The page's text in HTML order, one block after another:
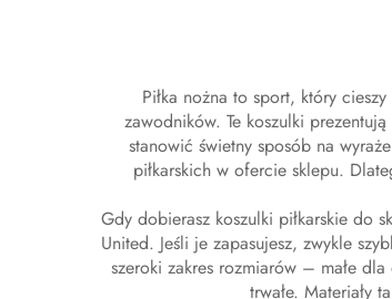
Piłka nożna to sport, który
zawodników. Te koszulki
stanowić świetny sposób na
piłkarskich w ofercie sklepu.
Gdy dobierasz koszulki piłkarskie do
United. Jeśli je zapasujesz, zwykle
szeroki zakres rozmiarów – małe
trwałe. Materiały